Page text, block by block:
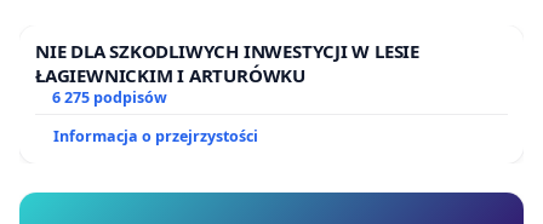
NIE DLA SZKODLIWYCH INWESTYCJI W LESIE
ŁAGIEWNICKIM I ARTURÓWKU
6 275 podpisów
Informacja o przejrzystości